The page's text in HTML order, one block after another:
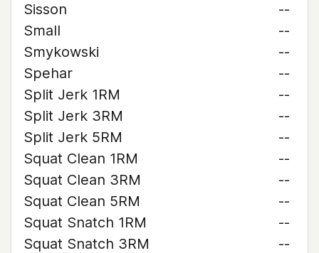
Sisson
--
Small
--
Smykowski
--
Spehar
--
Split Jerk 1RM
--
Split Jerk 3RM
--
Split Jerk 5RM
--
Squat Clean 1RM
--
Squat Clean 3RM
--
Squat Clean 5RM
--
Squat Snatch 1RM
--
Squat Snatch 3RM
--